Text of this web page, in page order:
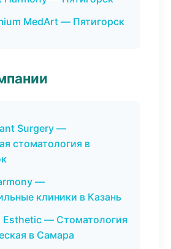
MedArt — Пятигорск
Surgery —
стоматология в
—
клиники в Казань
Esthetic — Стоматология
в Самара